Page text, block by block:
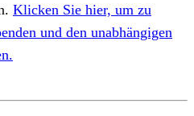
Klicken Sie hier, um zu
und den unabhängigen